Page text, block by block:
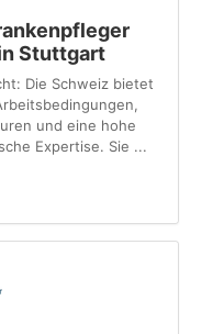
Stuttgart
Die Schweiz bietet
und eine hohe
Expertise. Sie ...